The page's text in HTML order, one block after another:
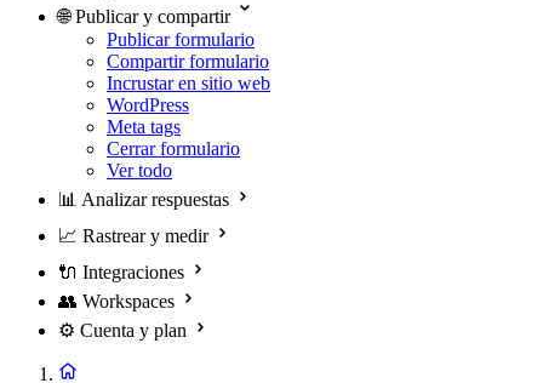
🌐 Publicar y compartir
Publicar formulario
Compartir formulario
Incrustar en sitio web
WordPress
Meta tags
Cerrar formulario
Ver todo
📊 Analizar respuestas
📈 Rastrear y medir
🔌 Integraciones
👥 Workspaces
⚙️ Cuenta y plan